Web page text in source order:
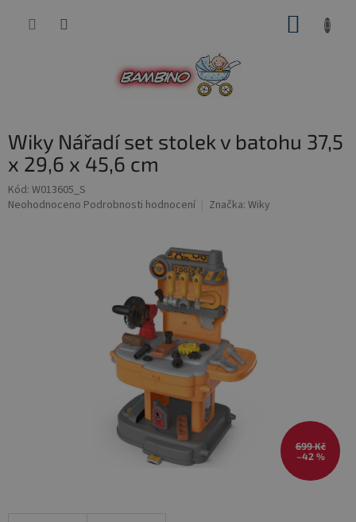
Wiky Nářadí set stolek v batohu 37,5
x 29,6 x 45,6 cm
Kód: W013605_S
Průměrné
Neohodnoceno Podrobnosti hodnocení Značka: Wiky
699 Kč
–42 %